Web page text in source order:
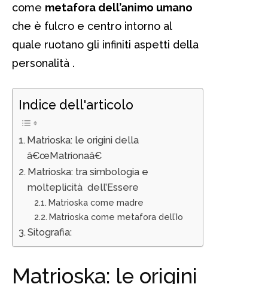
come metafora dell’animo umano
che è fulcro e centro intorno al
quale ruotano gli infiniti aspetti della
personalità .
Indice dell'articolo
Matrioska: le origini della
â€œMatrionaâ€
Matrioska: tra simbologia e
molteplicità dell’Essere
Matrioska come madre
Matrioska come metafora dell’Io
Sitografia:
Matrioska: le origini